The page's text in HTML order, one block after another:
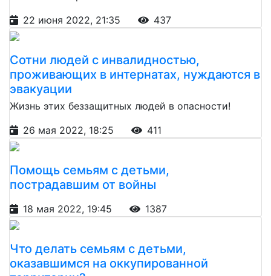
22 июня 2022, 21:35
437
Сотни людей с инвалидностью,
проживающих в интернатах, нуждаются в
эвакуации
Жизнь этих беззащитных людей в опасности!
26 мая 2022, 18:25
411
Помощь семьям с детьми,
пострадавшим от войны
18 мая 2022, 19:45 1387
Что делать семьям с детьми,
оказавшимся на оккупированной